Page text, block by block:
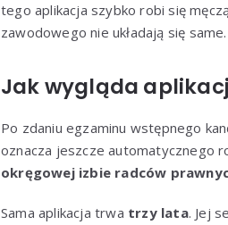
tego aplikacja szybko robi się
zawodowego nie układają się same.
Jak wygląda
Po zdaniu egzaminu wstępnego
oznacza jeszcze automatycznego
okręgowej izbie radców
Sama aplikacja trwa trzy lata. Jej